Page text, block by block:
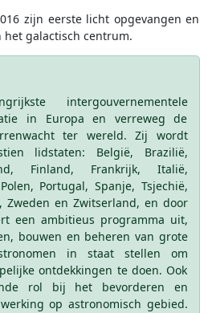
zijn eerste licht opgevangen en
galactisch centrum.
intergouvernementele
in Europa en verreweg de
ter wereld. Zij wordt
lidstaten: België, Brazilië,
Finland, Frankrijk, Italië,
Portugal, Spanje, Tsjechië,
Zweden en Zwitserland, en door
een ambitieus programma uit,
bouwen en beheren van grote
in staat stellen om
ontdekkingen te doen. Ook
rol bij het bevorderen en
op astronomisch gebied.